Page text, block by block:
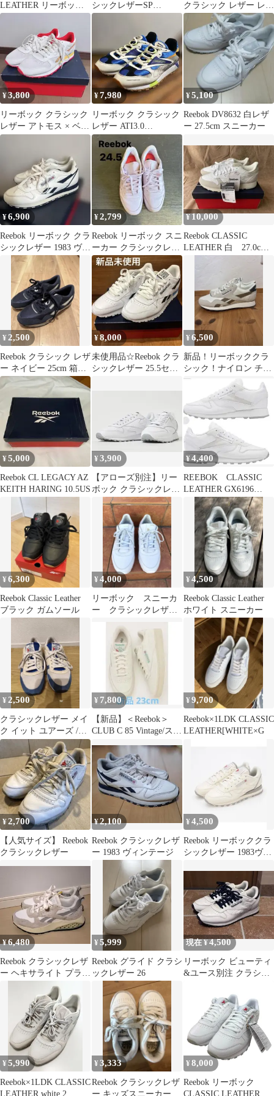
LEATHER リーボック
クラシックレザー
シックレザーSP
EXTRA 白 23cm
クラシック レザー レガ
シー AZ
¥3,800
リーボック クラシック
レザー アトモス × ベビ
ースター
¥7,980
リーボック クラシック
レザー ATI3.0
CONCEPT SAMPLE
004
¥5,100
Reebok DV8632 白レザ
ー 27.5cm スニーカー
¥6,900
Reebok リーボック クラ
シックレザー 1983 ヴィ
ンテージ 28.0cm
¥2,799
Reebok リーボック スニ
ーカー クラシックレザ
ー パープル レディース
¥10,000
Reebok CLASSIC
LEATHER 白 27.0cm
¥ 2,500
Reebok クラシック レザ
ー ネイビー 25cm 箱な
し
¥8,000
未使用品☆Reebok クラ
シックレザー 25.5セン
¥6,500
新品！リーボッククラ
シック！ナイロン チョ
ーク
¥5,000
Reebok CL LEGACY AZ
KEITH HARING 10.5US
¥3,900
【アローズ別注】リー
ボック クラシックレザ
ー ホワイト 26.5cm ス
ニーカー
¥4,400
REEBOK CLASSIC
LEATHER GX6196
23cm ホワイト
¥6,300
Reebok Classic Leather
ブラック ガムソール
¥4,000
リーボック スニーカ
ー クラシックレザ
¥4,500
Reebok Classic Leather
ホワイト スニーカー
¥2,500
クラシックレザー メイ
ク イット ユアーズ /
（ベクターブルー）
¥ 7,800
【新品】＜Reebok＞
CLUB C 85 Vintage/スニ
¥9,700
Reebok×1LDK CLASSIC
LEATHER[WHITE×G
¥2,700
【人気サイズ】 Reebok
クラシックレザー
¥2,100
Reebok クラシックレザ
ー 1983 ヴィンテージ
¥4,500
Reebok リーボッククラ
シックレザー 1983ヴィ
¥6,480
Reebok クラシックレザ
ー ヘキサライト プラス
ホワイト 26cm
¥5,999
Reebok グライド クラシ
ックレザー 26
現在 ¥4,500
リーボック ビューティ
&ユース別注 クラシッ
¥5,990
Reebok×1LDK CLASSIC
LEATHER white 2
¥3,333
Reebok クラシックレザ
ー キッズスニーカー
¥ 8,000
Reebok リーボック
CLASSIC LEATHER メ